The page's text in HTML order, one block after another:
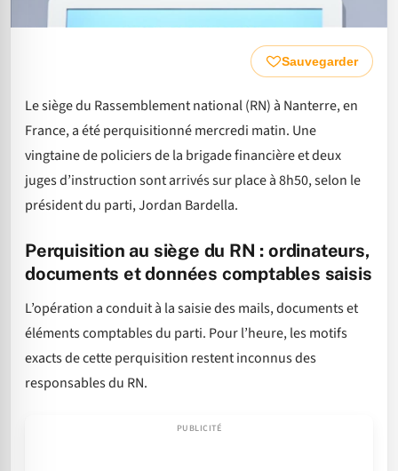
Sauvegarder
Le siège du Rassemblement national (RN) à Nanterre, en
France, a été perquisitionné mercredi matin. Une
vingtaine de policiers de la brigade financière et deux
juges d’instruction sont arrivés sur place à 8h50, selon le
président du parti, Jordan Bardella.
Perquisition au siège du RN : ordinateurs,
documents et données comptables saisis
L’opération a conduit à la saisie des mails, documents et
éléments comptables du parti. Pour l’heure, les motifs
exacts de cette perquisition restent inconnus des
responsables du RN.